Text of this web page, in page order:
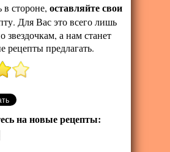
в стороне, оставляйте свои
Для Вас это всего лишь
звездочкам, а нам станет
рецепты предлагать.
на новые рецепты: